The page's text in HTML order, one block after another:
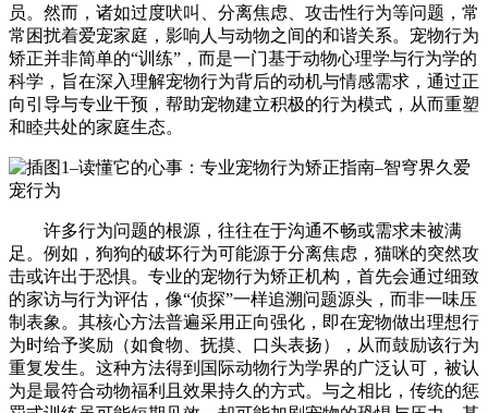
员。然而，诸如过度吠叫、分离焦虑、攻击性行为等问题，常
常困扰着爱宠家庭，影响人与动物之间的和谐关系。宠物行为
矫正并非简单的“训练”，而是一门基于动物心理学与行为学的
科学，旨在深入理解宠物行为背后的动机与情感需求，通过正
向引导与专业干预，帮助宠物建立积极的行为模式，从而重塑
和睦共处的家庭生态。
许多行为问题的根源，往往在于沟通不畅或需求未被满
足。例如，狗狗的破坏行为可能源于分离焦虑，猫咪的突然攻
击或许出于恐惧。专业的宠物行为矫正机构，首先会通过细致
的家访与行为评估，像“侦探”一样追溯问题源头，而非一味压
制表象。其核心方法普遍采用正向强化，即在宠物做出理想行
为时给予奖励（如食物、抚摸、口头表扬），从而鼓励该行为
重复发生。这种方法得到国际动物行为学界的广泛认可，被认
为是最符合动物福利且效果持久的方式。与之相比，传统的惩